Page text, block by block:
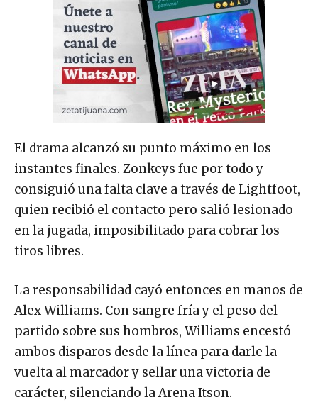
El drama alcanzó su punto máximo en los
instantes finales. Zonkeys fue por todo y
consiguió una falta clave a través de Lightfoot,
quien recibió el contacto pero salió lesionado
en la jugada, imposibilitado para cobrar los
tiros libres.
La responsabilidad cayó entonces en manos de
Alex Williams. Con sangre fría y el peso del
partido sobre sus hombros, Williams encestó
ambos disparos desde la línea para darle la
vuelta al marcador y sellar una victoria de
carácter, silenciando la Arena Itson.